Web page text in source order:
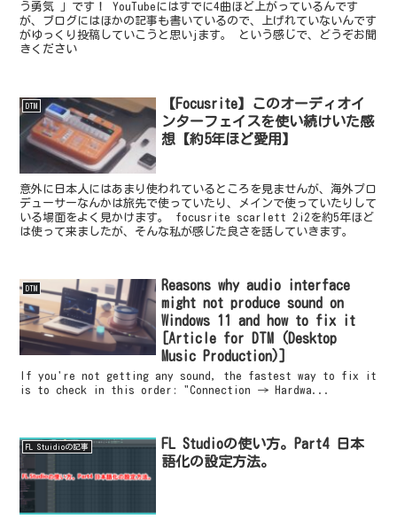
う勇気 」です！ YouTubeにはすでに4曲ほど上がっているんです
が、ブログにはほかの記事も書いているので、上げれていないんです
がゆっくり投稿していこうと思いjます。 という感じで、どうぞお聞
きください
DTM
【Focusrite】このオーディオイ
ンターフェイスを使い続けいた感
想【約5年ほど愛用】
意外に日本人にはあまり使われているところを見ませんが、海外プロ
デューサーなんかは旅先で使っていたり、メインで使っていたりして
いる場面をよく見かけます。 focusrite scarlett 2i2を約5年ほど
は使って来ましたが、そんな私が感じた良さを話していきます。
DTM
Reasons why audio interface
might not produce sound on
Windows 11 and how to fix it
[Article for DTM (Desktop
Music Production)]
If you're not getting any sound, the fastest way to fix it
is to check in this order: "Connection → Hardwa...
FL Stuidioの記事
FL Studioの使い方。Part4 日本
語化の設定方法。